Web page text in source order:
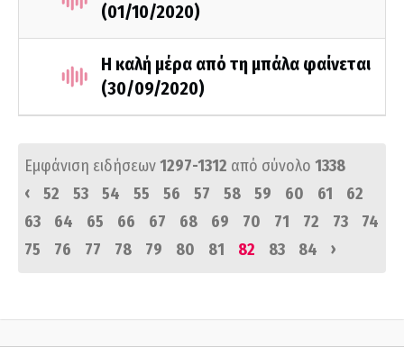
(01/10/2020)
Η καλή μέρα από τη μπάλα φαίνεται
(30/09/2020)
Εμφάνιση ειδήσεων1297-1312 από σύνολο 1338
‹
52 53 54 55 56 57 58 59 60 61
62
63
64 65 66 67 68 69 70 71 72 73
74
75
76 77 78 79 80 81 82 83 84 ›